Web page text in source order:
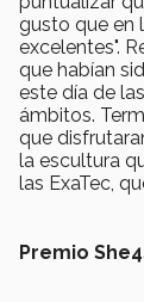
gusto que en
excelentes".
que habían
este día de
ámbitos.
que
la escultura
las ExaTec,
Premio